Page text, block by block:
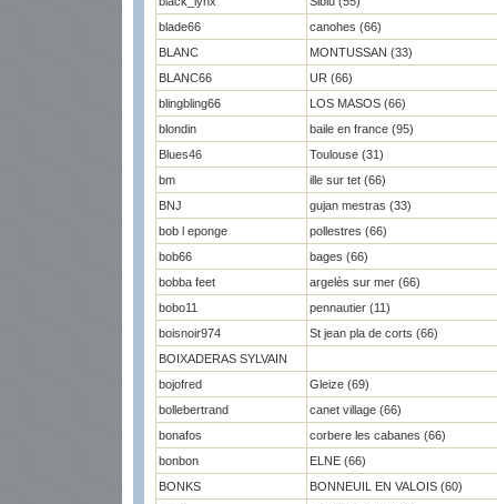
blade66
canohes (66)
BLANC
MONTUSSAN (33)
BLANC66
UR (66)
blingbling66
LOS MASOS (66)
blondin
baile en france (95)
Blues46
Toulouse (31)
bm
ille sur tet (66)
BNJ
gujan mestras (33)
bob l eponge
pollestres (66)
bob66
bages (66)
bobba feet
argelès sur mer (66)
bobo11
pennautier (11)
boisnoir974
St jean pla de corts (66)
BOIXADERAS SYLVAIN
bojofred
Gleize (69)
bollebertrand
canet village (66)
bonafos
corbere les cabanes (66)
bonbon
ELNE (66)
BONKS
BONNEUIL EN VALOIS (60)